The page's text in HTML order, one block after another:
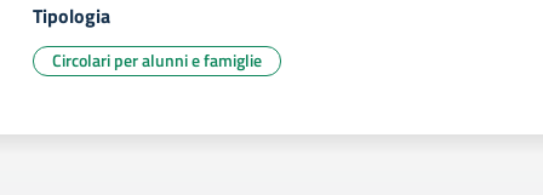
Tipologia
Circolari per alunni e famiglie